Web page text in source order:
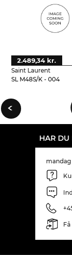
Saint Laurent
SL M48S/K - 004
2.489,34 kr.
‹
HAR
mandag